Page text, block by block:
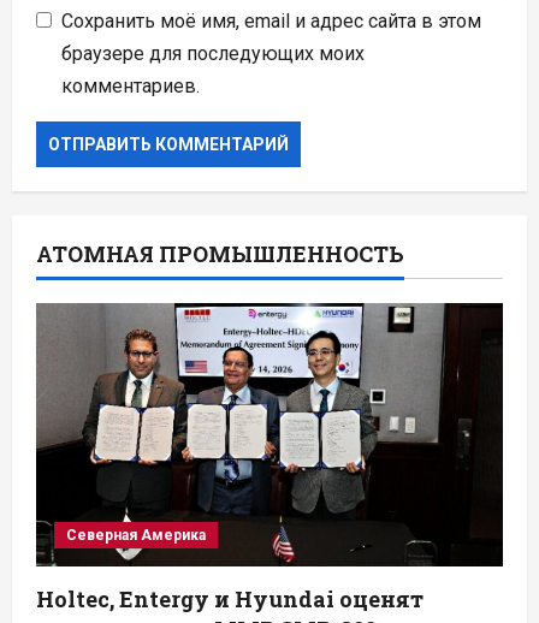
Сохранить моё имя, email и адрес сайта в этом
браузере для последующих моих
комментариев.
АТОМНАЯ ПРОМЫШЛЕННОСТЬ
Северная Америка
Holtec, Entergy и Hyundai оценят